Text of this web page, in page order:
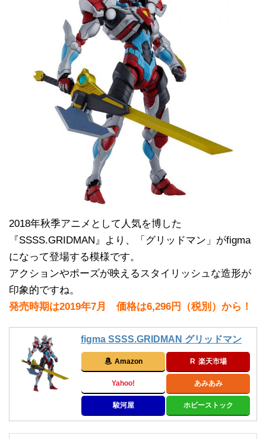
2018年秋季アニメとして人気を博した
『SSSS.GRIDMAN』より、「グリッドマン」がfigma
になって登場する模様です。
アクションやポーズが映えるスタイリッシュな造形が
印象的ですね。
発売時期は2019年7月 価格は6,296円（税別）から！
figma SSSS.GRIDMAN グリッドマン
Amazon 楽天市場
Yahoo! あみあみ
駿河屋 ホビーストック